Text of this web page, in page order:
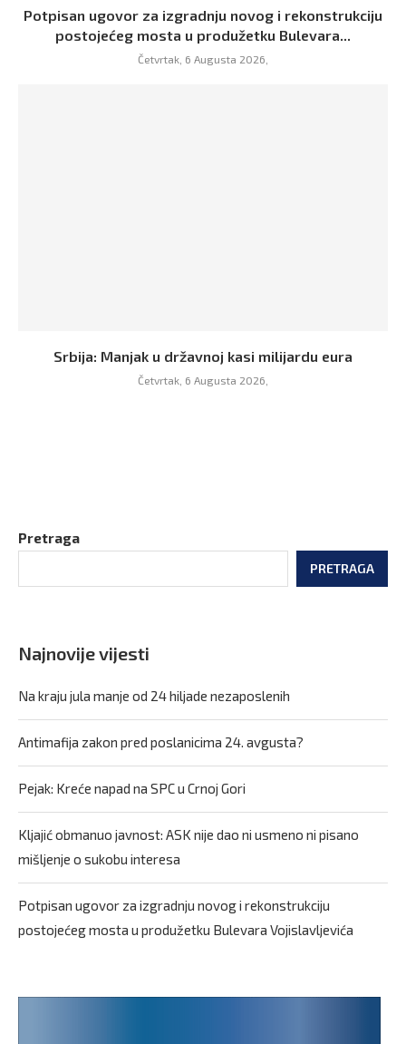
Potpisan ugovor za izgradnju novog i rekonstrukciju
postojećeg mosta u produžetku Bulevara...
Četvrtak, 6 Augusta 2026,
Srbija: Manjak u državnoj kasi milijardu eura
Četvrtak, 6 Augusta 2026,
Pretraga
PRETRAGA
Najnovije vijesti
Na kraju jula manje od 24 hiljade nezaposlenih
Antimafija zakon pred poslanicima 24. avgusta?
Pejak: Kreće napad na SPC u Crnoj Gori
Kljajić obmanuo javnost: ASK nije dao ni usmeno ni pisano
mišljenje o sukobu interesa
Potpisan ugovor za izgradnju novog i rekonstrukciju
postojećeg mosta u produžetku Bulevara Vojislavljevića